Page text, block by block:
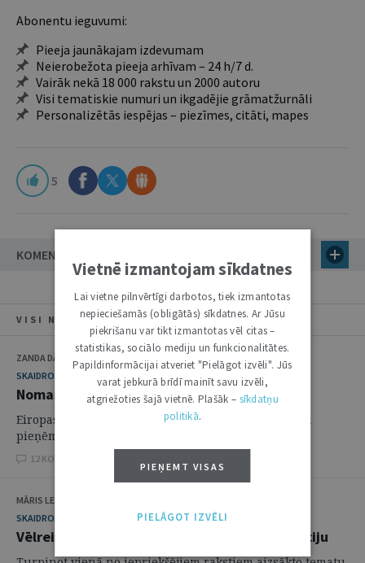
Abonentu ieguvumi:
Pieeja jaunākajam izdevumam
Neierobežota pieeja arhīvam – 24 h/7 d.
Vairāk nekā 18 000 rakstu un 2000 autoru
Visi tematiskie numuri un ikgadējie grāmatžurnāli
Personalizētās iespējas – piezīmes, citāti, mapes
5
KOMENTĀRI (19)
VISI NUMURA RAKSTI
ZANDA DĀVIDA
SKAIDROJUMI. VIEDOKĻI
Nomas līgums ar pārsteigumu
Eiropas Parlaments un Padome 2010. gada 16. jūnijā
pieņēma Direktīvu ...
12 KOMENTĀRI
MĀRIS LEJA
SKAIDROJUMI. VIEDOKĻI
Vēlreiz par krimināltiesību normu interpretāciju
Vietnē izmantojam sīkdatnes
Lai vietne pilnvērtīgi darbotos, tiek izmantotas
nepieciešamās (obligātās) sīkdatnes. Ar Jūsu
piekrišanu var tikt izmantotas vēl citas –
statistikas, sociālo mediju un funkcionalitātes.
Papildinformācijai atveriet "Pielāgot izvēli". Jūs
varat jebkurā brīdī mainīt savu izvēli,
atgriežoties šajā vietnē. Plašāk – sīkdatņu
politikā.
PIEŅEMT VISAS
PIELĀGOT IZVĒLI